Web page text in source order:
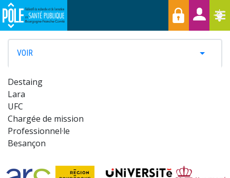
Aller
au
contenu
principal
T
Menu
Raccourcis
PRIMARY
TABS
VOIR
Destaing
Lara
UFC
Chargée de mission
Professionnel·le
Besançon